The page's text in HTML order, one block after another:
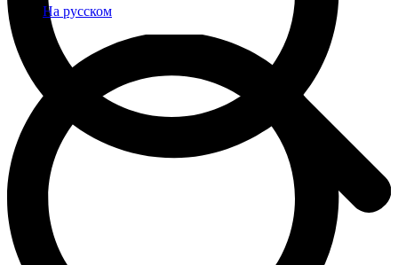
На русском